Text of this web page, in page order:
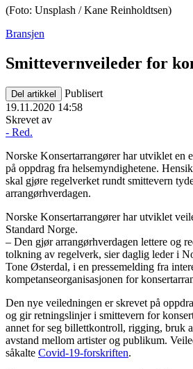
(Foto: Unsplash / Kane Reinholdtsen)
Bransjen
Smittevernveileder for
Del artikkel
Publisert
19.11.2020 14:58
Skrevet av
- Red.
Norske Konsertarrangører har utviklet en
på oppdrag fra helsemyndighetene.
skal gjøre regelverket rundt smittevern
arrangørhverdagen.
Norske Konsertarrangører har utviklet
Standard Norge.
– Den gjør arrangørhverdagen lettere og
tolkning av regelverk, sier daglig leder i
Tone Østerdal, i en pressemelding fra
kompetanseorganisasjonen for
Den nye veiledningen er skrevet på
og gir retningslinjer i smittevern for
annet for seg billettkontroll, rigging, bruk
avstand mellom artister og publikum.
såkalte Covid-19-forskriften.